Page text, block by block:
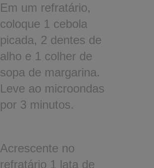
Em um refratário,
coloque 1 cebola
picada, 2 dentes de
alho e 1 colher de
sopa de margarina.
Leve ao microondas
por 3 minutos.
Acrescente no
refratário 1 lata de